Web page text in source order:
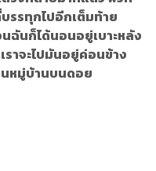
รรทุกไปอีกเต็มท้าย
ฉันก็ได้นอนอยู่เบาะหลัง
ราจะไปมันอยู่ค่อนข้าง
นหมู่บ้านบนดอย